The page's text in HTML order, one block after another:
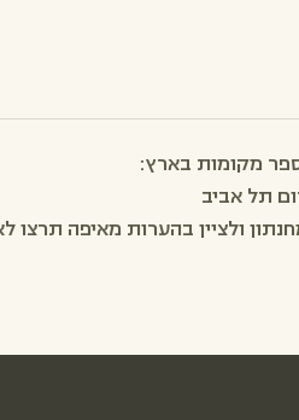
מקומות בארץ:
תל אביב
ולציין בהערות מאיפה